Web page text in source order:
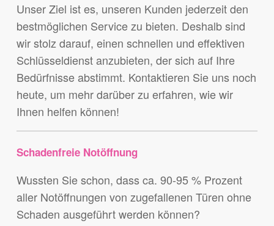
Unser Ziel ist es, unseren Kunden jederzeit den
bestmöglichen Service zu bieten. Deshalb sind
wir stolz darauf, einen schnellen und effektiven
Schlüsseldienst anzubieten, der sich auf Ihre
Bedürfnisse abstimmt. Kontaktieren Sie uns noch
heute, um mehr darüber zu erfahren, wie wir
Ihnen helfen können!
Schadenfreie Notöffnung
Wussten Sie schon, dass ca. 90-95 % Prozent
aller Notöffnungen von zugefallenen Türen ohne
Schaden ausgeführt werden können?